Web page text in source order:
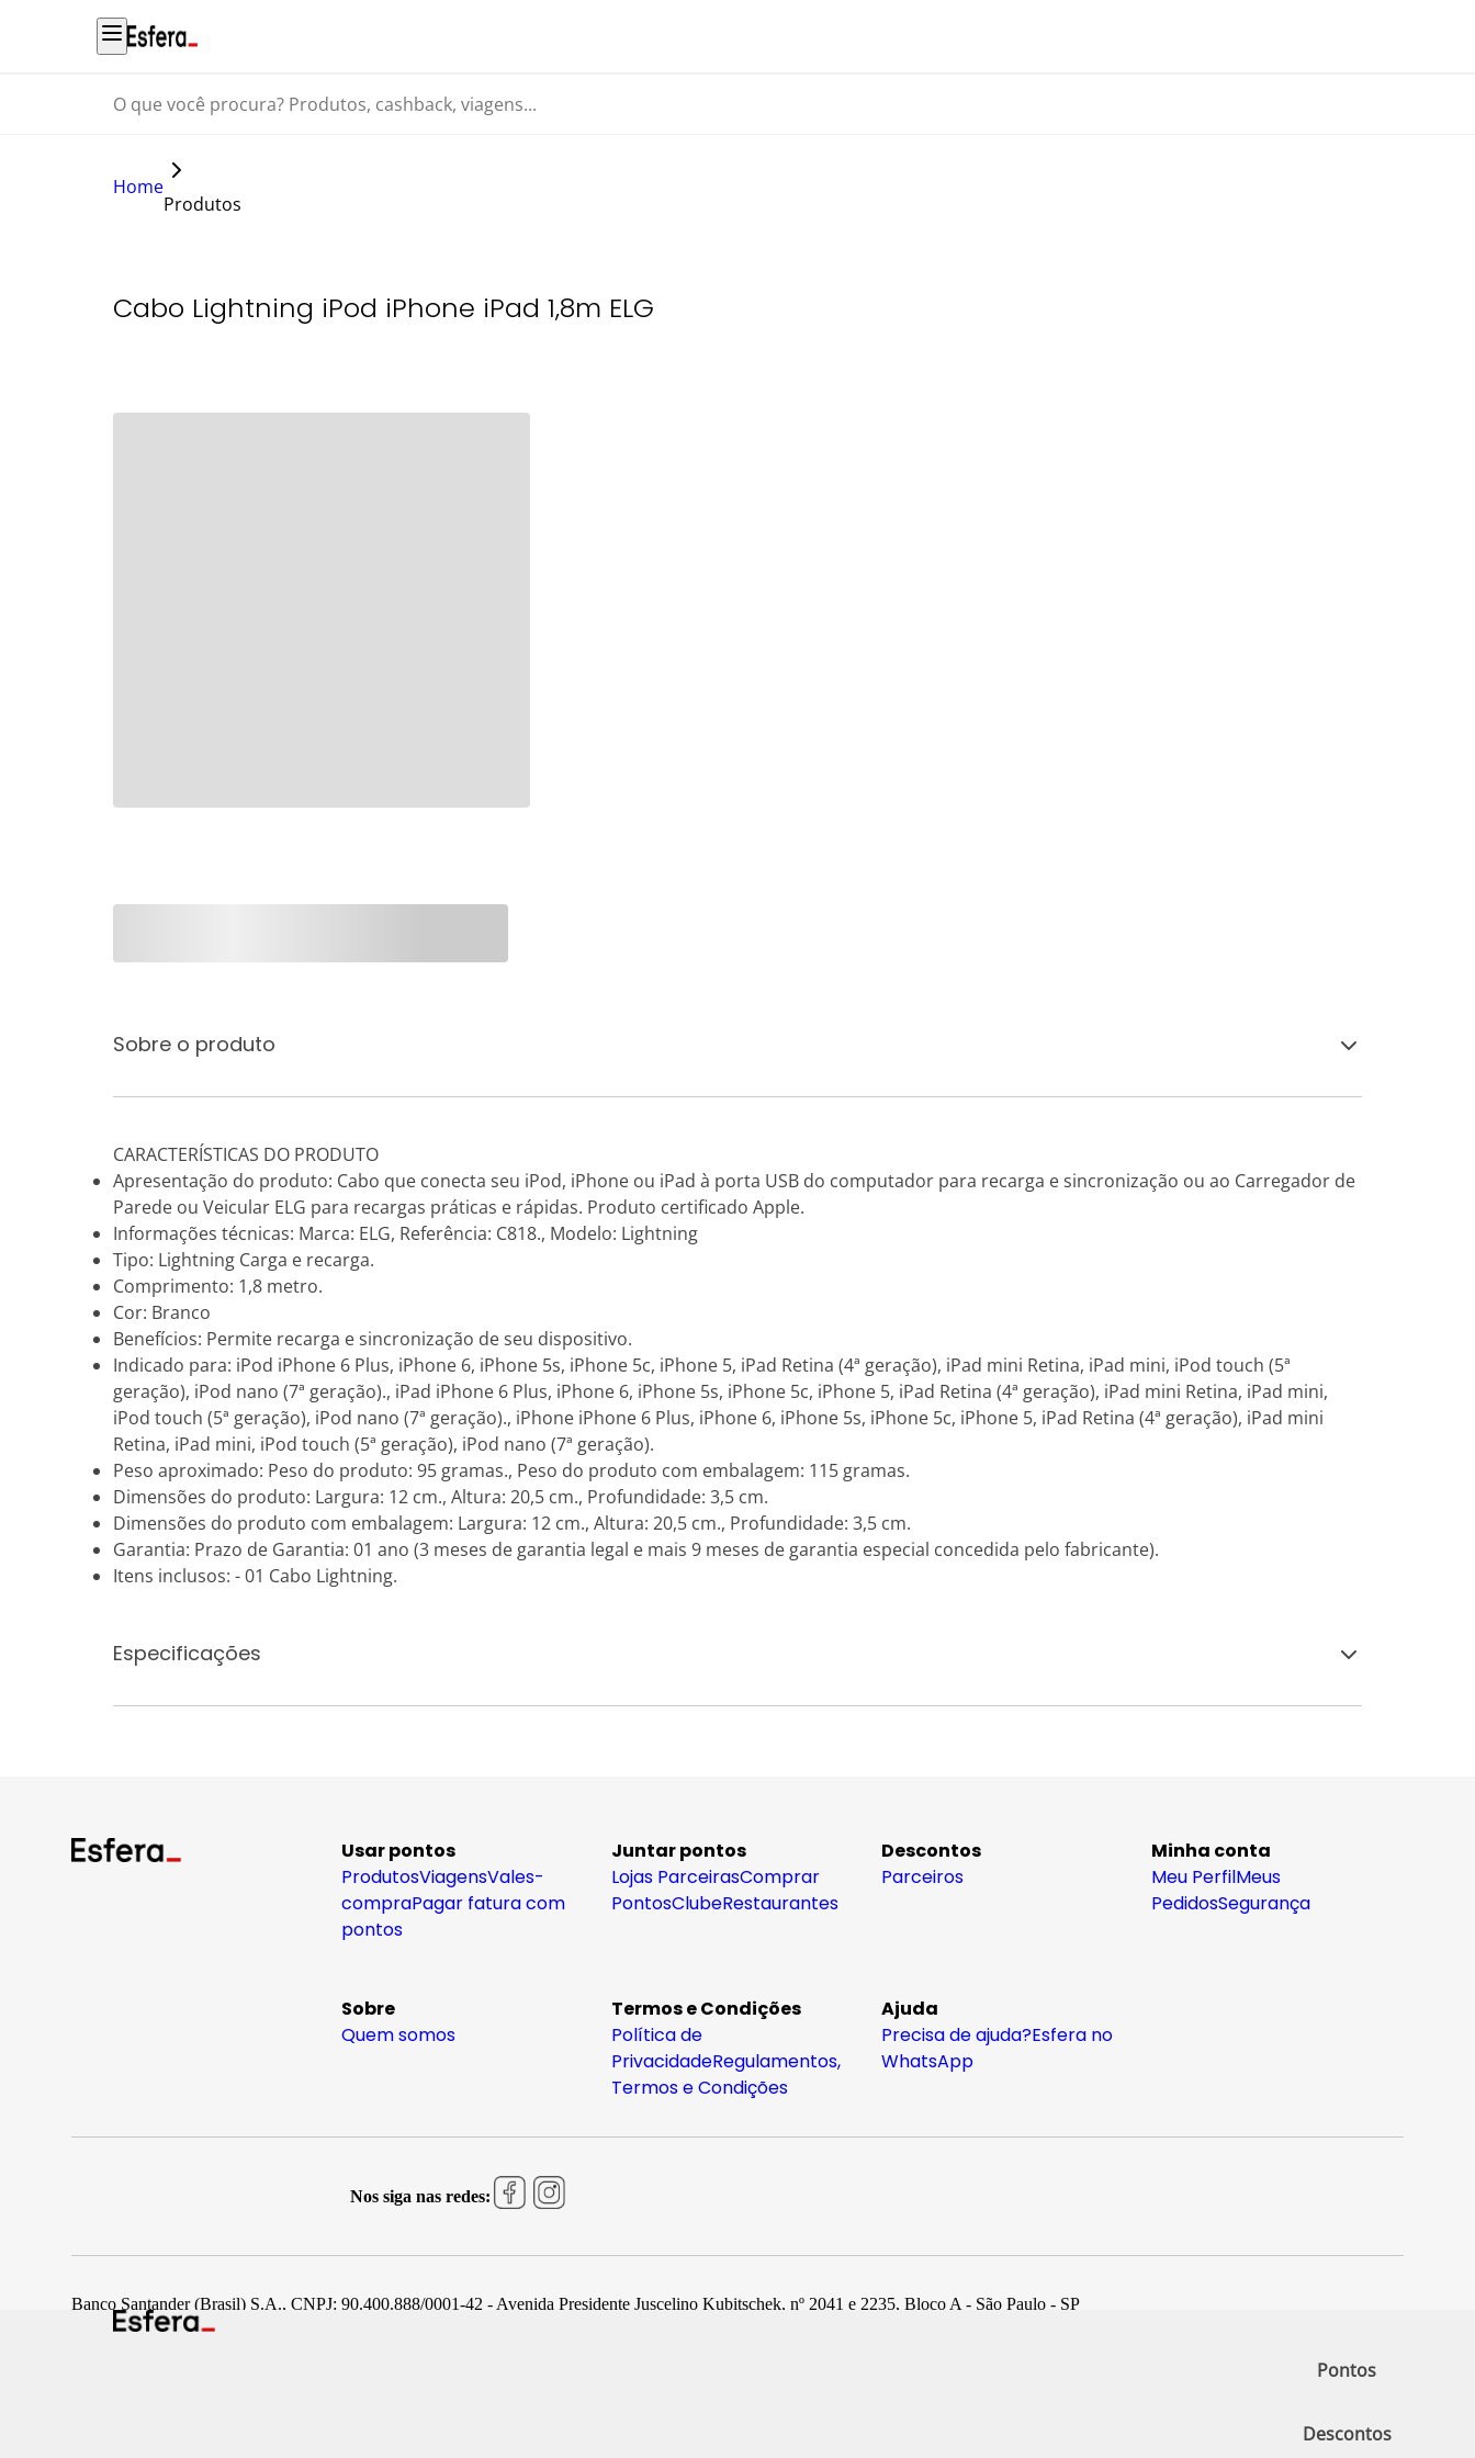
Pontos
Descontos
O que você procura? Produtos, cashback, viagens...
Home
Produtos
Cabo Lightning iPod iPhone iPad 1,8m ELG
Sobre o produto
CARACTERÍSTICAS DO PRODUTO
Apresentação do produto: Cabo que conecta seu iPod, iPhone ou iPad à porta USB do computador para recarga e sincronização ou ao Carregador de
Parede ou Veicular ELG para recargas práticas e rápidas. Produto certificado Apple.
Informações técnicas: Marca: ELG, Referência: C818., Modelo: Lightning
Tipo: Lightning Carga e recarga.
Comprimento: 1,8 metro.
Cor: Branco
Benefícios: Permite recarga e sincronização de seu dispositivo.
Indicado para: iPod iPhone 6 Plus, iPhone 6, iPhone 5s, iPhone 5c, iPhone 5, iPad Retina (4ª geração), iPad mini Retina, iPad mini, iPod touch (5ª
geração), iPod nano (7ª geração)., iPad iPhone 6 Plus, iPhone 6, iPhone 5s, iPhone 5c, iPhone 5, iPad Retina (4ª geração), iPad mini Retina, iPad mini,
iPod touch (5ª geração), iPod nano (7ª geração)., iPhone iPhone 6 Plus, iPhone 6, iPhone 5s, iPhone 5c, iPhone 5, iPad Retina (4ª geração), iPad mini
Retina, iPad mini, iPod touch (5ª geração), iPod nano (7ª geração).
Peso aproximado: Peso do produto: 95 gramas., Peso do produto com embalagem: 115 gramas.
Dimensões do produto: Largura: 12 cm., Altura: 20,5 cm., Profundidade: 3,5 cm.
Dimensões do produto com embalagem: Largura: 12 cm., Altura: 20,5 cm., Profundidade: 3,5 cm.
Garantia: Prazo de Garantia: 01 ano (3 meses de garantia legal e mais 9 meses de garantia especial concedida pelo fabricante).
Itens inclusos: - 01 Cabo Lightning.
Especificações
Usar pontos
ProdutosViagensVales-
compraPagar fatura com
pontos
Juntar pontos
Lojas ParceirasComprar
PontosClubeRestaurantes
Descontos
Parceiros
Minha conta
Meu PerfilMeus
PedidosSegurança
Sobre
Quem somos
Termos e Condições
Política de
PrivacidadeRegulamentos,
Termos e Condições
Ajuda
Precisa de ajuda?Esfera no
WhatsApp
Nos siga nas redes:
Banco Santander (Brasil) S.A., CNPJ: 90.400.888/0001-42 - Avenida Presidente Juscelino Kubitschek, nº 2041 e 2235, Bloco A - São Paulo - SP